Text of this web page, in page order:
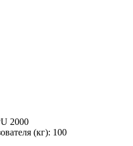
2000
(кг): 100